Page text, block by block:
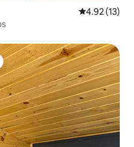
Calificación
4.92 (13)